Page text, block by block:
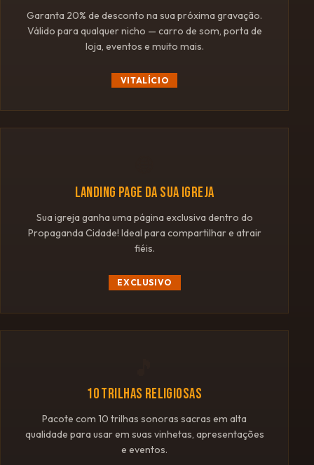
Garanta 20% de desconto na sua próxima gravação.
Válido para qualquer nicho — carro de som, porta de
loja, eventos e muito mais.
VITALÍCIO
LANDING PAGE DA SUA IGREJA
Sua igreja ganha uma página exclusiva dentro do
Propaganda Cidade! Ideal para compartilhar e atrair
fiéis.
EXCLUSIVO
10 TRILHAS RELIGIOSAS
Pacote com 10 trilhas sonoras sacras em alta
qualidade para usar em suas vinhetas, apresentações
e eventos.